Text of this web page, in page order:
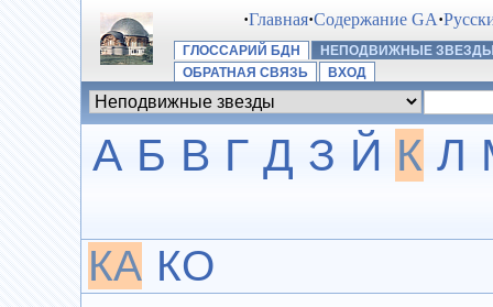
·Главная·Содержание GA·
ГЛОССАРИЙ БДН
НЕПОДВИЖНЫЕ
ОБРАТНАЯ СВЯЗЬ
ВХОД
А Б В Г Д З Й К Л
КА КО